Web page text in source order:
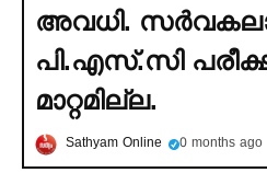
അവധി.
പി.എസ്.സി
മാറ്റമില്ല.
Sathyam Online 0 months ago